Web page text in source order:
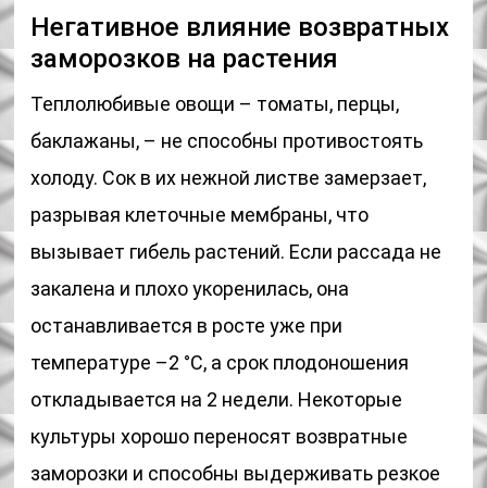
Негативное влияние возвратных
заморозков на растения
Теплолюбивые овощи – томаты, перцы,
баклажаны, – не способны противостоять
холоду. Сок в их нежной листве замерзает,
разрывая клеточные мембраны, что
вызывает гибель растений. Если рассада не
закалена и плохо укоренилась, она
останавливается в росте уже при
температуре –2 °С, а срок плодоношения
откладывается на 2 недели. Некоторые
культуры хорошо переносят возвратные
заморозки и способны выдерживать резкое